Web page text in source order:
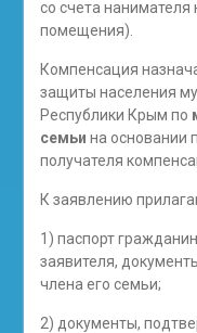
со счета
помещения).
Компенсация
защиты населения
Республики Крым по
семьи на основании
получателя
К заявлению
1) паспорт
заявителя,
члена его семьи;
2) документы,